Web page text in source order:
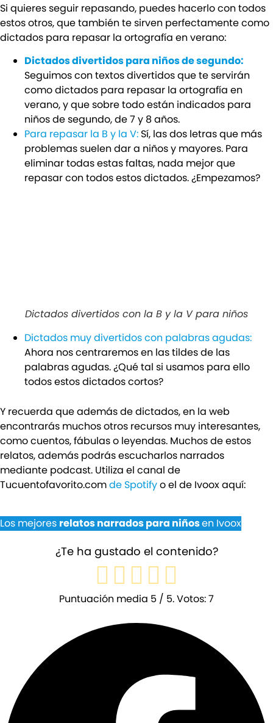
Si quieres seguir repasando, puedes hacerlo con todos
estos otros, que también te sirven perfectamente como
dictados para repasar la ortografía en verano:
Dictados divertidos para niños de segundo:
Seguimos con textos divertidos que te servirán
como dictados para repasar la ortografía en
verano, y que sobre todo están indicados para
niños de segundo, de 7 y 8 años.
Para repasar la B y la V: Sí, las dos letras que más
problemas suelen dar a niños y mayores. Para
eliminar todas estas faltas, nada mejor que
repasar con todos estos dictados. ¿Empezamos?
Dictados divertidos con la B y la V para niños
Dictados muy divertidos con palabras agudas:
Ahora nos centraremos en las tildes de las
palabras agudas. ¿Qué tal si usamos para ello
todos estos dictados cortos?
Y recuerda que además de dictados, en la web
encontrarás muchos otros recursos muy interesantes,
como cuentos, fábulas o leyendas. Muchos de estos
relatos, además podrás escucharlos narrados
mediante podcast. Utiliza el canal de
Tucuentofavorito.comde Spotifyo el de Ivoox aquí:
Los mejores relatos narrados para niñosen Ivoox
¿Te ha gustado el contenido?
Puntuación media 5 / 5. Votos:7